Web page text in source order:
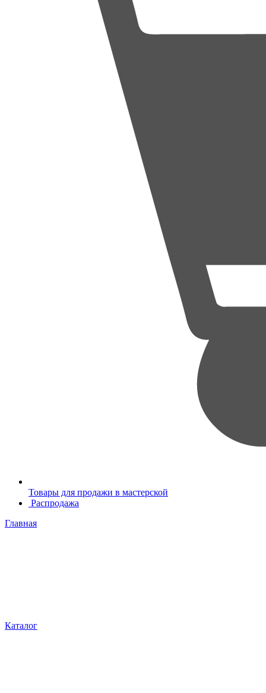
Товары для продажи в мастерской
Распродажа
Главная
Каталог